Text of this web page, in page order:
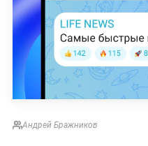
Андрей Бражников